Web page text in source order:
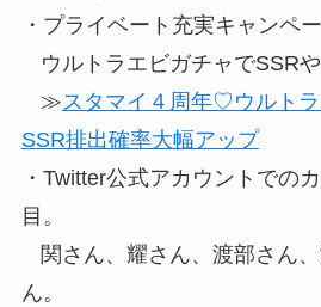
・プライベート充実キャンペー
ウルトラエビガチャでSSR
≫ スタマイ４周年♡ウルトラ
SSR排出確率大幅アップ
・Twitter公式アカウントでの
目。
関さん、耀さん、渡部さん
ん。